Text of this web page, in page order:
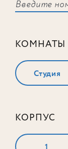
КОМНАТЫ
Студия
КОРПУС